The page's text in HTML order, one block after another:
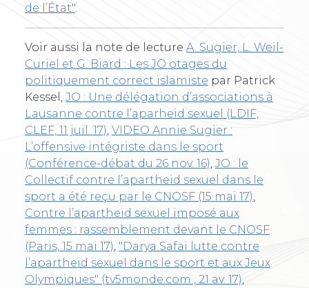
de l’État"
Voir aussi la note de lecture A. Sugier, L. Weil-
Curiel et G. Biard : Les JO otages du
politiquement correct islamiste par Patrick
Kessel, JO : Une délégation d’associations à
Lausanne contre l’aparheid sexuel (LDIF,
CLEF, 11 juil. 17) VIDEO Annie Sugier :
L’offensive intégriste dans le sport
(Conférence-débat du 26 nov. 16) JO : le
Collectif contre l’apartheid sexuel dans le
sport a été reçu par le CNOSF (15 mai 17)
Contre l’apartheid sexuel imposé aux
femmes : rassemblement devant le CNOSF
(Paris, 15 mai 17) "Darya Safai lutte contre
l’apartheid sexuel dans le sport et aux Jeux
Olympiques" (tv5monde.com , 21 av. 17)